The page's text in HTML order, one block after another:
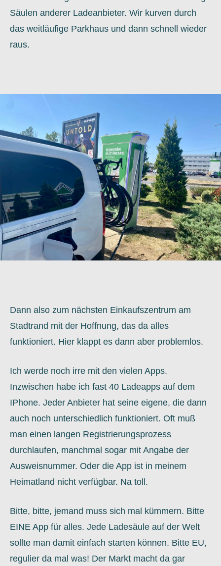
Säulen anderer Ladeanbieter. Wir kurven durch
das weitläufige Parkhaus und dann schnell wieder
raus.
Dann also zum nächsten Einkaufszentrum am
Stadtrand mit der Hoffnung, das da alles
funktioniert. Hier klappt es dann aber problemlos.
Ich werde noch irre mit den vielen Apps.
Inzwischen habe ich fast 40 Ladeapps auf dem
IPhone. Jeder Anbieter hat seine eigene, die dann
auch noch unterschiedlich funktioniert. Oft muß
man einen langen Registrierungsprozess
durchlaufen, manchmal sogar mit Angabe der
Ausweisnummer. Oder die App ist in meinem
Heimatland nicht verfügbar. Na toll.
Bitte, bitte, jemand muss sich mal kümmern. Bitte
EINE App für alles. Jede Ladesäule auf der Welt
sollte man damit einfach starten können. Bitte EU,
regulier da mal was! Der Markt macht da gar